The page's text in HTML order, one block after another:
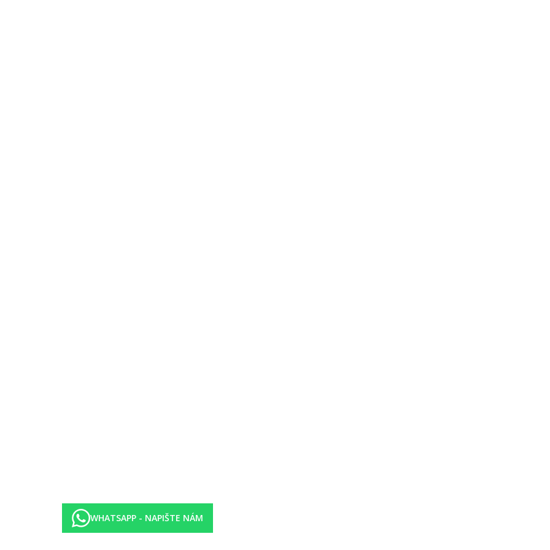
transferu zdarma (2minuty jízdy)
Grove požádat o voucher. Po příchodu na pláž voucher předložíte na tamní recepci, obdržíte náramek a lze čerpat “All Inclusive”. na pláži
během dne od 11:00 a 12:30 a také mezi 15:00 a 18:30.
a čaj. Cappuccino, Latté, Espresso, Americano jsou za extra poplatek.
WHATSAPP - NAPIŠTE NÁM